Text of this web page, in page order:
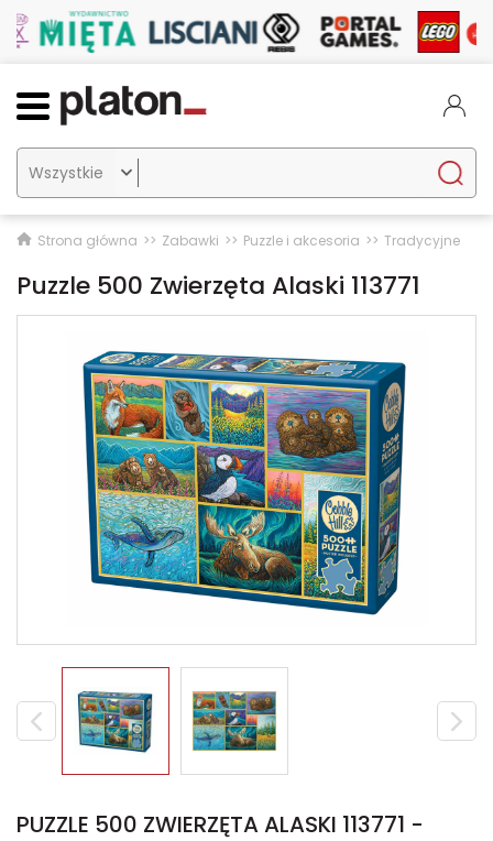

Strona główna Zabawki Puzzle i akcesoria Tradycyjne
Puzzle 500 Zwierzęta Alaski 113771
PUZZLE 500 ZWIERZĘTA ALASKI 113771 -